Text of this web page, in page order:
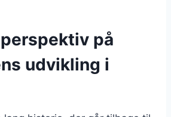
på
udvikling i